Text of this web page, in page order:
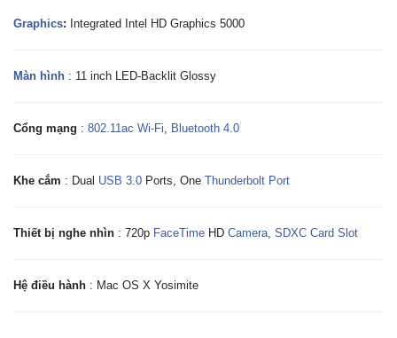
Graphics: Integrated Intel HD Graphics 5000
Màn hình : 11 inch LED-Backlit Glossy
Cổng mạng : 802.11ac Wi-Fi Bluetooth 4.0
Khe cắm : Dual USB 3.0 Ports, One Thunderbolt Port
Thiết bị nghe nhìn : 720p FaceTime HD Camera SDXC Card Slot
Hệ điều hành : Mac OS X Yosimite